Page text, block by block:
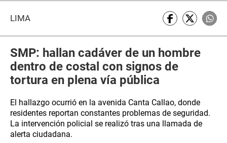
LIMA
SMP: hallan cadáver de un hombre
dentro de costal con signos de
tortura en plena vía pública
El hallazgo ocurrió en la avenida Canta Callao, donde
residentes reportan constantes problemas de seguridad.
La intervención policial se realizó tras una llamada de
alerta ciudadana.